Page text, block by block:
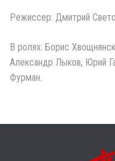
Режиссер: Дмитрий
В ролях: Борис
Александр Лыков, Юрий
Фурман.